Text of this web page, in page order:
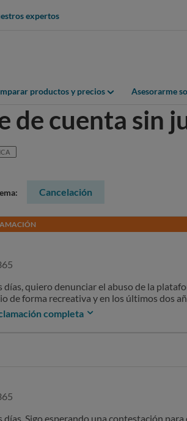
expertos
productos y precios Asesorarme
de cuenta sin
Cancelación
días, quiero denunciar el abuso de la
de forma recreativa y en los últimos dos
gratuitos que unas veces falla y otras
bien, pero en los últimos dos años he salido
completa
días, Sigo esperando una contestación